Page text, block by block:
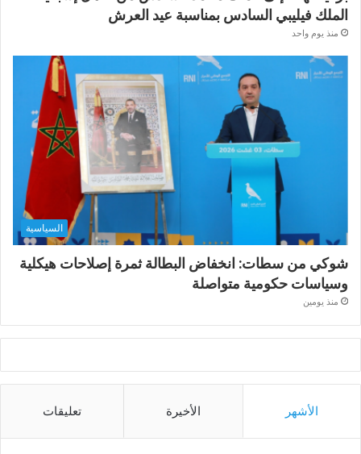
الملك فيليبي السادس بمناسبة عيد العرش
منذ يوم واحد
السياسية
شوكي من سطات: انخفاض البطالة ثمرة إصلاحات هيكلية
وسياسات حكومية متواصلة
منذ يومين
الأشهر الأخيرة تعليقات